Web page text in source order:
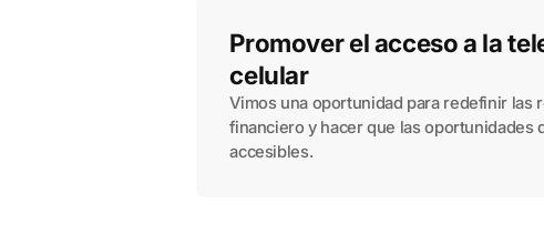
Promover el acceso a la
celular
Vimos una oportunidad para redefinir las
financiero y hacer que las oportunidades
accesibles.